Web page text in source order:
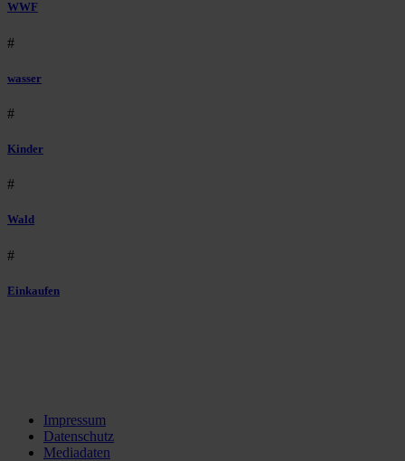
WWF
#
wasser
#
Kinder
#
Wald
#
Einkaufen
Impressum
Datenschutz
Mediadaten